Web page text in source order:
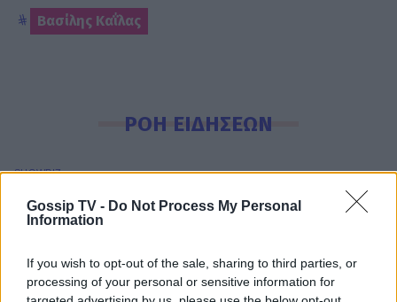
Gossip TV - Do Not Process My Personal
Information
If you wish to opt-out of the sale, sharing to third parties, or
processing of your personal or sensitive information for
Βασίλης Καΐλας
ΡΟΗ ΕΙΔΗΣΕΩΝ
SHOWBIZ
γνωστή τραγουδίστρια μετά από